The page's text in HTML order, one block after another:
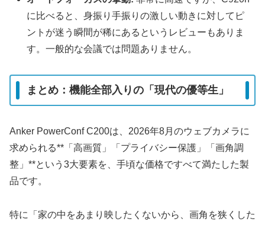
に比べると、身振り手振りの激しい動きに対してピ
ントが迷う瞬間が稀にあるというレビューもありま
す。一般的な会議では問題ありません。
まとめ：機能全部入りの「現代の優等生」
Anker PowerConf C200は、2026年8月のウェブカメラに
求められる**「高画質」「プライバシー保護」「画角調
整」**という3大要素を、手頃な価格ですべて満たした製
品です。
特に「家の中をあまり映したくないから、画角を狭くした